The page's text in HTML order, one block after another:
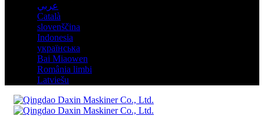
عربي
Català
slovenščina
Indonesia
українська
Bai Miaowen
România limbi
Latviešu